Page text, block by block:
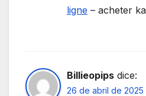
ligne – acheter
Billieopips dice:
26 de abril de 2025